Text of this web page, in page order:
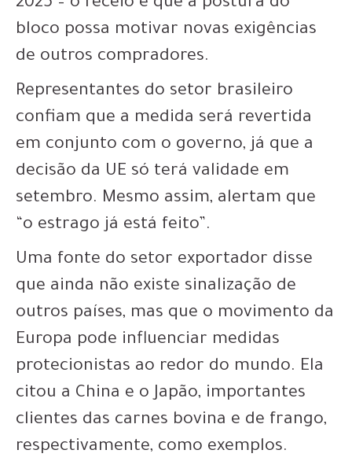
2025 – o receio é que a postura do
bloco possa motivar novas exigências
de outros compradores.
Representantes do setor brasileiro
confiam que a medida será revertida
em conjunto com o governo, já que a
decisão da UE só terá validade em
setembro. Mesmo assim, alertam que
“o estrago já está feito”.
Uma fonte do setor exportador disse
que ainda não existe sinalização de
outros países, mas que o movimento da
Europa pode influenciar medidas
protecionistas ao redor do mundo. Ela
citou a China e o Japão, importantes
clientes das carnes bovina e de frango,
respectivamente, como exemplos.